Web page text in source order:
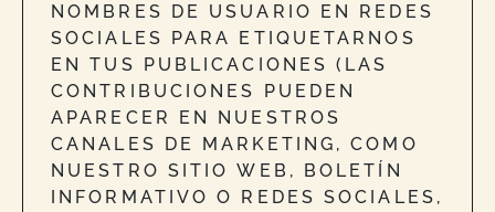
NOMBRES DE USUARIO EN REDES
SOCIALES PARA ETIQUETARNOS
EN TUS PUBLICACIONES (LAS
CONTRIBUCIONES PUEDEN
APARECER EN NUESTROS
CANALES DE MARKETING, COMO
NUESTRO SITIO WEB, BOLETÍN
INFORMATIVO O REDES SOCIALES,